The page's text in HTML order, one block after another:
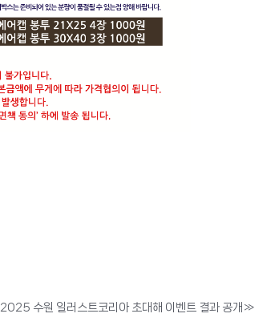
2025 수원 일러스트코리아 초대해 이벤트 결과 공개 »